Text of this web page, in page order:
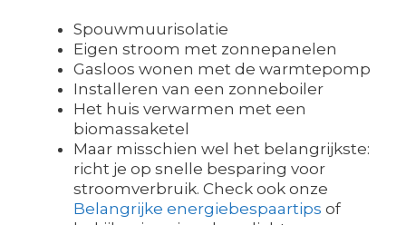
Spouwmuurisolatie
Eigen stroom met zonnepanelen
Gasloos wonen met de warmtepomp
Installeren van een zonneboiler
Het huis verwarmen met een
biomassaketel
Maar misschien wel het belangrijkste:
richt je op snelle besparing voor
stroomverbruik. Check ook onze
Belangrijke energiebespaartips of